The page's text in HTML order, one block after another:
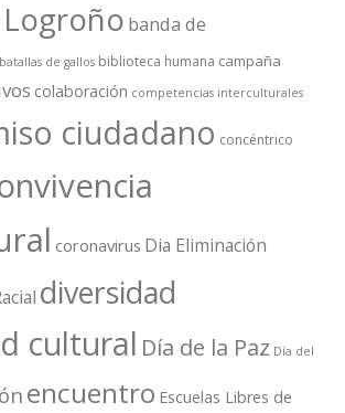
banda de
batallas de gallos biblioteca humana campaña
colaboración competencias interculturales
ciudadano concéntrico
coronavirus Dia Eliminación
diversidad
cultural Día de la Paz Día del
encuentro Escuelas Libres de